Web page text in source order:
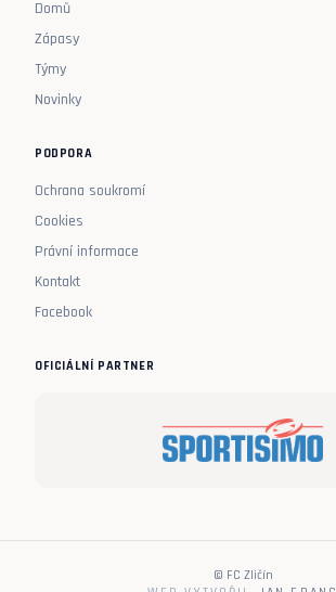
Domů
Zápasy
Týmy
Novinky
PODPORA
Ochrana soukromí
Cookies
Právní informace
Kontakt
Facebook
OFICIÁLNÍ PARTNER
© FC Zličín